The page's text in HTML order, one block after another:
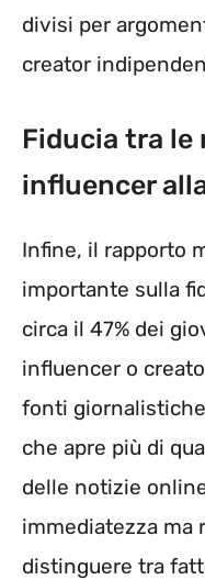
divisi per
creator
Fiducia tra le
influencer
Infine, il rapporto
importante sulla
circa il 47% dei
influencer o
fonti
che apre più di
delle notizie
immediatezza ma
distinguere tra